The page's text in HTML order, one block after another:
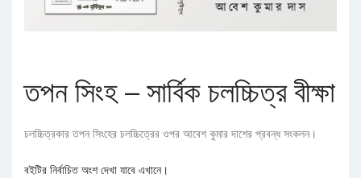
তপন সিংহ – সার্বিক চলচ্চিত্র বীক্ষা
চলচ্চিত্রকার তপন সিংহের চলচ্চিত্রের ওপর আবেশ কুমার দাশের প্রবন্ধ সংকলন।
বইটির নির্বাচিত অংশ দেখা যাবে এখানে।